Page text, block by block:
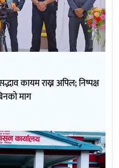
कायम राख्न अपिल; निष्पक्ष
माग